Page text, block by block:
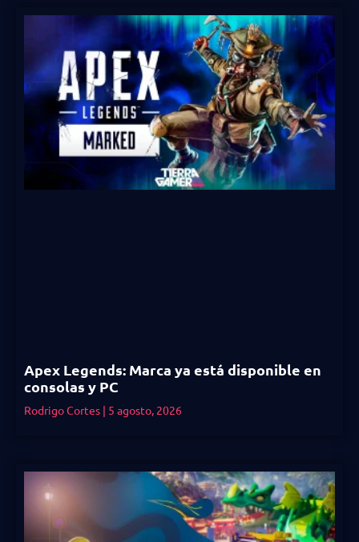
Apex Legends: Marca ya está disponible en
consolas y PC
Rodrigo Cortes 5 agosto, 2026